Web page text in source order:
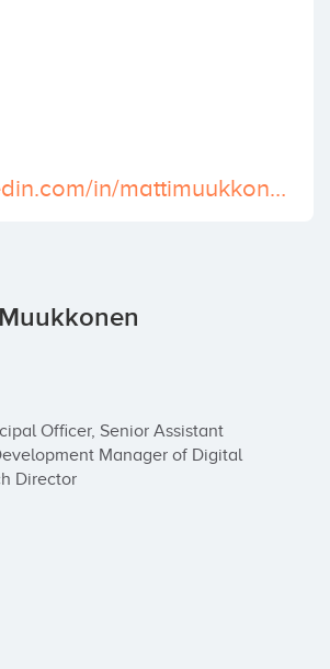
http://fi.linkedin.com/in/mattimuukkonen
Officer, Senior Assistant
Manager of Digital
Director